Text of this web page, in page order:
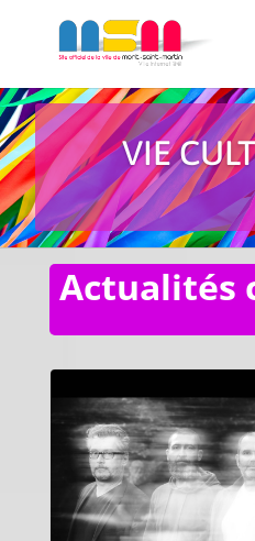
VIE
Actualités